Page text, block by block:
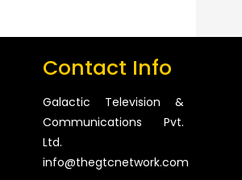
Contact Info
Galactic Television &
Communications Pvt.
Ltd.
info@thegtcnetwork.com